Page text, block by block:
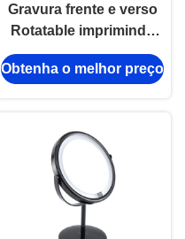
Gravura frente e verso
Rotatable imprimindo
UV do laser de vidro do
espelho do espelho
Obtenha o melhor preço